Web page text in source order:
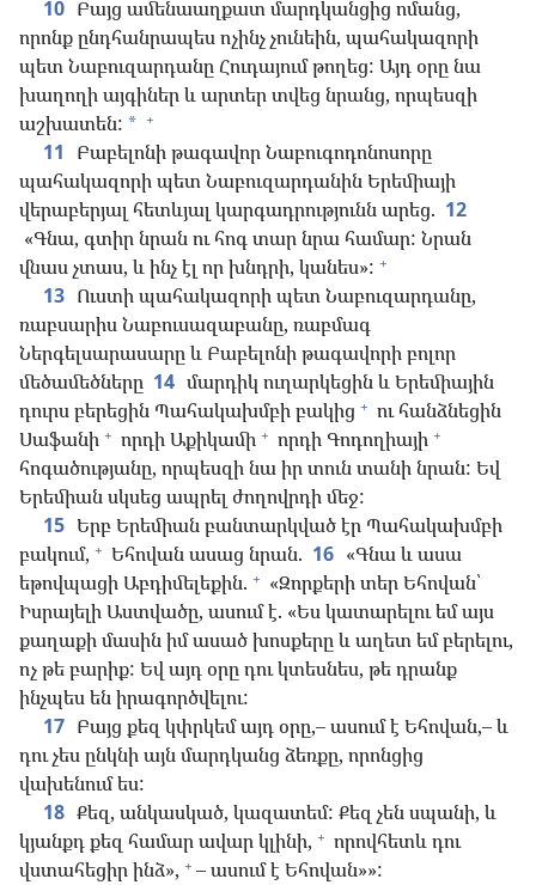
10 Բայց ամենաաղքատ մարդկանցից ոմանց,
որոնք ընդհանրապես ոչինչ չունեին, պահակազորի
պետ Նաբուզարդանը Հուդայում թողեց: Այդ օրը նա
խաղողի այգիներ և արտեր տվեց նրանց, որպեսզի
աշխատեն: * +
11 Բաբելոնի թագավոր Նաբուգոդոնոսորը
պահակազորի պետ Նաբուզարդանին Երեմիայի
վերաբերյալ հետևյալ կարգադրությունն արեց. 12
«Գնա, գտիր նրան ու հոգ տար նրա համար: Նրան
վնաս չտաս, և ինչ էլ որ խնդրի, կանես»: +
13 Ուստի պահակազորի պետ Նաբուզարդանը,
ռաբսարիս Նաբուսազաբանը, ռաբմագ
Ներգելսարասարը և Բաբելոնի թագավորի բոլոր
մեծամեծները 14 մարդիկ ուղարկեցին և Երեմիային
դուրս բերեցին Պահակախմբի բակից + ու հանձնեցին
Սաֆանի + որդի Աքիկամի + որդի Գոդողիայի +
հոգածությանը, որպեսզի նա իր տուն տանի նրան: Եվ
Երեմիան սկսեց ապրել ժողովրդի մեջ:
15 Երբ Երեմիան բանտարկված էր Պահակախմբի
բակում, + Եհովան ասաց նրան. 16 «Գնա և ասա
եթովպացի Աբդիմելեքին. + «Զորքերի տեր Եհովան՝
Իսրայելի Աստվածը, ասում է. «Ես կատարելու եմ այս
քաղաքի մասին իմ ասած խոսքերը և աղետ եմ բերելու,
ոչ թե բարիք: Եվ այդ օրը դու կտեսնես, թե դրանք
ինչպես են իրագործվելու:
17 Բայց քեզ կփրկեմ այդ օրը,– ասում է Եհովան,– և
դու չես ընկնի այն մարդկանց ձեռքը, որոնցից
վախենում ես:
18 Քեզ, անկասկած, կազատեմ: Քեզ չեն սպանի, և
կյանքդ քեզ համար ավար կլինի, + որովհետև դու
վստահեցիր ինձ», + – ասում է Եհովան»»: